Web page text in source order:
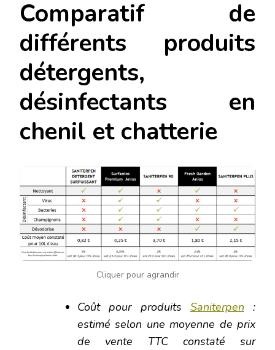
Comparatif de
différents produits
détergents,
désinfectants en
chenil et chatterie
Cliquer pour agrandir
Coût pour produits Saniterpen
:
estimé selon une moyenne de prix
de vente TTC constaté sur